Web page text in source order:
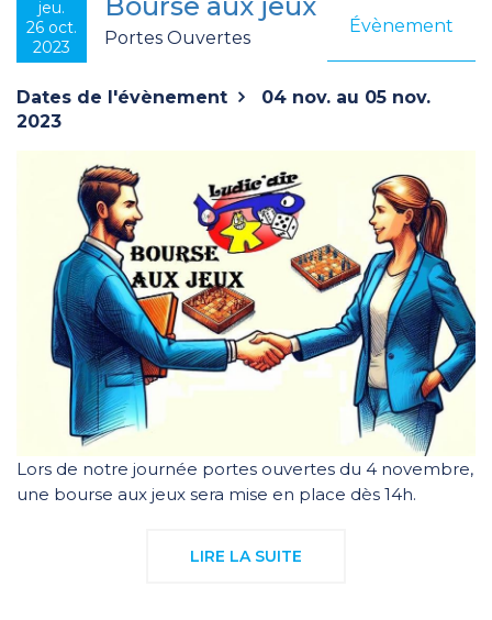
jeu.
26 oct.
2023
Évènement
Portes Ouvertes
Dates de l'évènement
04 nov. au 05 nov.
2023
Lors de notre journée portes ouvertes du 4 novembre,
une bourse aux jeux sera mise en place dès 14h.
LIRE LA SUITE